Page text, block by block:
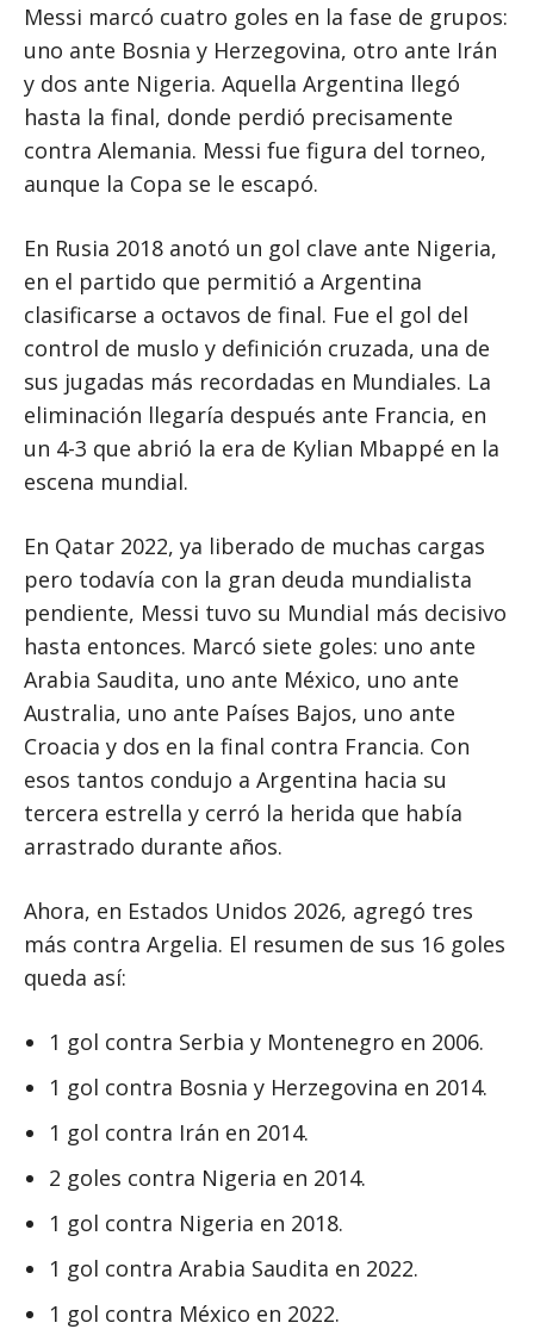
Messi marcó cuatro goles en la fase de grupos:
uno ante Bosnia y Herzegovina, otro ante Irán
y dos ante Nigeria. Aquella Argentina llegó
hasta la final, donde perdió precisamente
contra Alemania. Messi fue figura del torneo,
aunque la Copa se le escapó.
En Rusia 2018 anotó un gol clave ante Nigeria,
en el partido que permitió a Argentina
clasificarse a octavos de final. Fue el gol del
control de muslo y definición cruzada, una de
sus jugadas más recordadas en Mundiales. La
eliminación llegaría después ante Francia, en
un 4-3 que abrió la era de Kylian Mbappé en la
escena mundial.
En Qatar 2022, ya liberado de muchas cargas
pero todavía con la gran deuda mundialista
pendiente, Messi tuvo su Mundial más decisivo
hasta entonces. Marcó siete goles: uno ante
Arabia Saudita, uno ante México, uno ante
Australia, uno ante Países Bajos, uno ante
Croacia y dos en la final contra Francia. Con
esos tantos condujo a Argentina hacia su
tercera estrella y cerró la herida que había
arrastrado durante años.
Ahora, en Estados Unidos 2026, agregó tres
más contra Argelia. El resumen de sus 16 goles
queda así:
1 gol contra Serbia y Montenegro en 2006.
1 gol contra Bosnia y Herzegovina en 2014.
1 gol contra Irán en 2014.
2 goles contra Nigeria en 2014.
1 gol contra Nigeria en 2018.
1 gol contra Arabia Saudita en 2022.
1 gol contra México en 2022.